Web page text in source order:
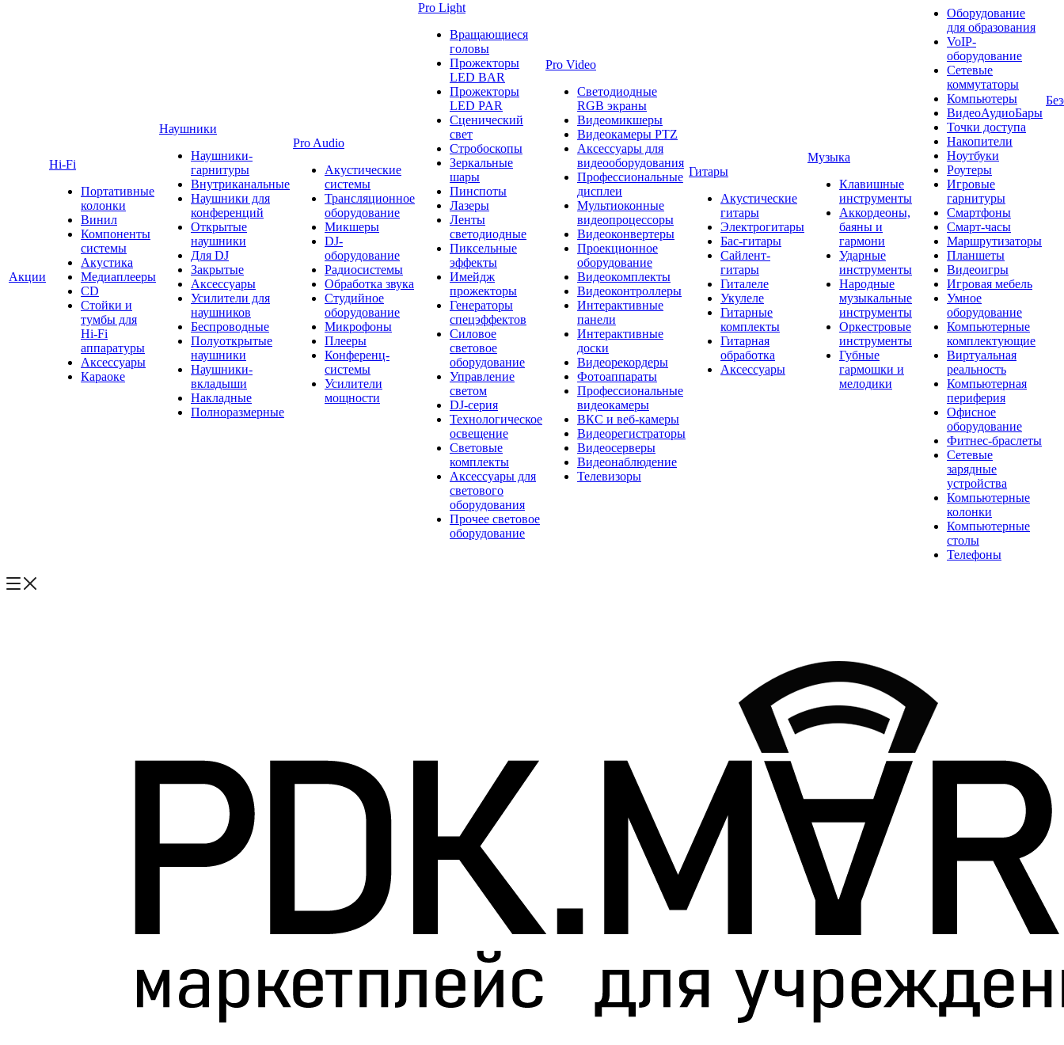
Акции
Hi-Fi
Портативные
колонки
Винил
Компоненты
системы
Акустика
Медиаплееры
CD
Стойки и
тумбы для
Hi-Fi
аппаратуры
Аксессуары
Караоке
Наушники
Наушники-
гарнитуры
Внутриканальные
Наушники для
конференций
Открытые
наушники
Для DJ
Закрытые
Аксессуары
Усилители для
наушников
Беспроводные
Полуоткрытые
наушники
Наушники-
вкладыши
Накладные
Полноразмерные
Pro Audio
Акустические
системы
Трансляционное
оборудование
Микшеры
DJ-
оборудование
Радиосистемы
Обработка звука
Студийное
оборудование
Микрофоны
Плееры
Конференц-
системы
Усилители
мощности
Pro Light
Вращающиеся
головы
Прожекторы
LED BAR
Прожекторы
LED PAR
Сценический
свет
Стробоскопы
Зеркальные
шары
Пинспоты
Лазеры
Ленты
светодиодные
Пиксельные
эффекты
Имейдж
прожекторы
Генераторы
спецэффектов
Силовое
световое
оборудование
Управление
светом
DJ-серия
Технологическое
освещение
Световые
комплекты
Аксессуары для
светового
оборудования
Прочее световое
оборудование
Pro Video
Светодиодные
RGB экраны
Видеомикшеры
Видеокамеры PTZ
Аксессуары для
видеооборудования
Профессиональные
дисплеи
Мультиоконные
видеопроцессоры
Видеоконвертеры
Проекционное
оборудование
Видеокомплекты
Видеоконтроллеры
Интерактивные
панели
Интерактивные
доски
Видеорекордеры
Фотоаппараты
Профессиональные
видеокамеры
ВКС и веб-камеры
Видеорегистраторы
Видеосерверы
Видеонаблюдение
Телевизоры
Гитары
Акустические
гитары
Электрогитары
Бас-гитары
Сайлент-
гитары
Гиталеле
Укулеле
Гитарные
комплекты
Гитарная
обработка
Аксессуары
Музыка
Клавишные
инструменты
Аккордеоны,
баяны и
гармони
Ударные
инструменты
Народные
музыкальные
инструменты
Оркестровые
инструменты
Губные
гармошки и
мелодики
Оборудование
для образования
VoIP-
оборудование
Сетевые
коммутаторы
Компьютеры
ВидеоАудиоБары
Точки доступа
Накопители
Ноутбуки
Роутеры
Игровые
гарнитуры
Смартфоны
Смарт-часы
Маршрутизаторы
Планшеты
Видеоигры
Игровая мебель
Умное
оборудование
Компьютерные
комплектующие
Виртуальная
реальность
Компьютерная
периферия
Офисное
оборудование
Фитнес-браслеты
Сетевые
зарядные
устройства
Компьютерные
колонки
Компьютерные
столы
Телефоны